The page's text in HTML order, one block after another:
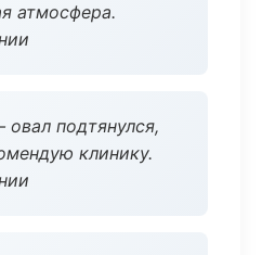
атмосфера.
подтянулся,
клинику.